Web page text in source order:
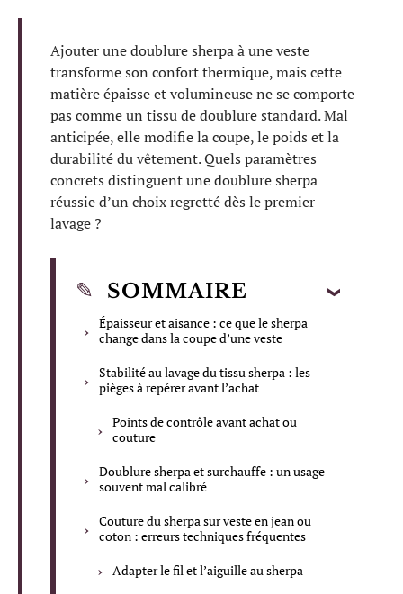
Ajouter une doublure sherpa à une veste
transforme son confort thermique, mais cette
matière épaisse et volumineuse ne se comporte
pas comme un tissu de doublure standard. Mal
anticipée, elle modifie la coupe, le poids et la
durabilité du vêtement. Quels paramètres
concrets distinguent une doublure sherpa
réussie d’un choix regretté dès le premier
lavage ?
SOMMAIRE
Épaisseur et aisance : ce que le sherpa
change dans la coupe d’une veste
Stabilité au lavage du tissu sherpa : les
pièges à repérer avant l’achat
Points de contrôle avant achat ou
couture
Doublure sherpa et surchauffe : un usage
souvent mal calibré
Couture du sherpa sur veste en jean ou
coton : erreurs techniques fréquentes
Adapter le fil et l’aiguille au sherpa